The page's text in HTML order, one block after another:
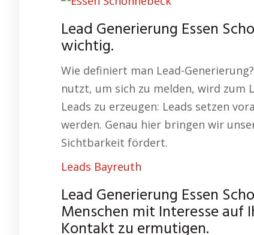
Lead Generierung Essen
wichtig.
Wie definiert man Lead-
nutzt, um sich zu melden, wird zum
Leads zu erzeugen: Leads setzen
werden. Genau hier bringen wir
Sichtbarkeit fördert.
Leads Bayreuth
Lead Generierung Essen
Menschen mit Interesse auf
Kontakt zu ermutigen.